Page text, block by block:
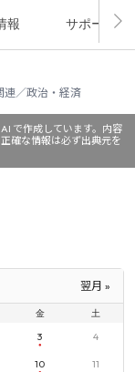
報 サポート
連／政治・経済
で作成しています。内容
確な情報は必ず出典元を
翌月 »
金 土
3 4
10 11